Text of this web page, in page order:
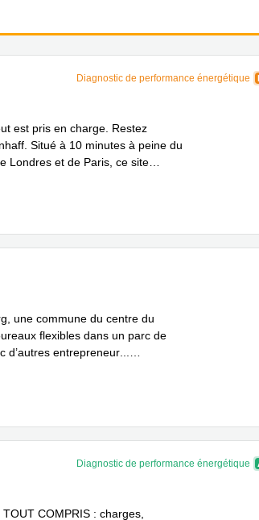
Diagnostic de performance énergétique
est pris en charge. Restez
Situé à 10 minutes à peine du
Londres et de Paris, ce site
une commune du centre du
flexibles dans un parc de
d’autres entrepreneur
Diagnostic de performance énergétique
COMPRIS : charges,